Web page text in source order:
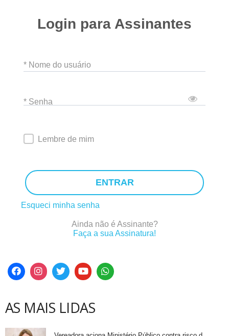
Login para Assinantes
* Nome do usuário
* Senha
Lembre de mim
ENTRAR
Esqueci minha senha
Ainda não é Assinante?
Faça a sua Assinatura!
AS MAIS LIDAS